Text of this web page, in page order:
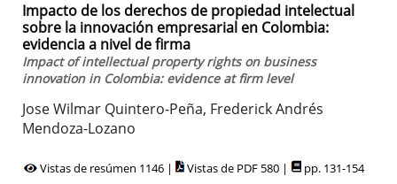
Impacto de los derechos de propiedad intelectual
sobre la innovación empresarial en Colombia:
evidencia a nivel de firma
Impact of intellectual property rights on business
innovation in Colombia: evidence at firm level
Jose Wilmar Quintero-Peña, Frederick Andrés
Mendoza-Lozano
Vistas de resúmen 1146 | Vistas de PDF 580 | pp. 131-154